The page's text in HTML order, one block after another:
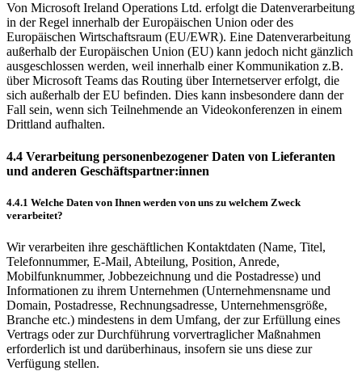
Von Microsoft Ireland Operations Ltd. erfolgt die Datenverarbeitung
in der Regel innerhalb der Europäischen Union oder des
Europäischen Wirtschaftsraum (EU/EWR). Eine Datenverarbeitung
außerhalb der Europäischen Union (EU) kann jedoch nicht gänzlich
ausgeschlossen werden, weil innerhalb einer Kommunikation z.B.
über Microsoft Teams das Routing über Internetserver erfolgt, die
sich außerhalb der EU befinden. Dies kann insbesondere dann der
Fall sein, wenn sich Teilnehmende an Videokonferenzen in einem
Drittland aufhalten.
4.4 Verarbeitung personenbezogener Daten von Lieferanten
und anderen Geschäftspartner:innen
4.4.1 Welche Daten von Ihnen werden von uns zu welchem Zweck
verarbeitet?
Wir verarbeiten ihre geschäftlichen Kontaktdaten (Name, Titel,
Telefonnummer, E-Mail, Abteilung, Position, Anrede,
Mobilfunknummer, Jobbezeichnung und die Postadresse) und
Informationen zu ihrem Unternehmen (Unternehmensname und
Domain, Postadresse, Rechnungsadresse, Unternehmensgröße,
Branche etc.) mindestens in dem Umfang, der zur Erfüllung eines
Vertrags oder zur Durchführung vorvertraglicher Maßnahmen
erforderlich ist und darüberhinaus, insofern sie uns diese zur
Verfügung stellen.